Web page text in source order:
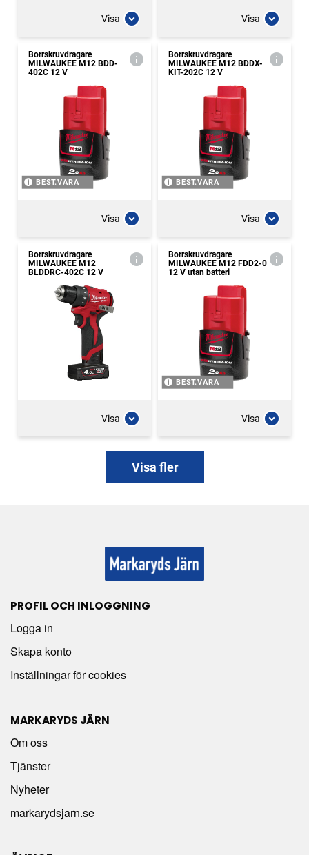
Visa Visa
Borrskruvdragare
MILWAUKEE M12 BDD-
402C 12 V
BEST.VARA
Visa
Borrskruvdragare
MILWAUKEE M12 BDDX-
KIT-202C 12 V
BEST.VARA
Visa
Borrskruvdragare
MILWAUKEE M12
BLDDRC-402C 12 V
Visa
Borrskruvdragare
MILWAUKEE M12 FDD2-0
12 V utan batteri
BEST.VARA
Visa
Visa fler
PROFIL OCH INLOGGNING
Logga in
Skapa konto
Inställningar för cookies
MARKARYDS JÄRN
Om oss
Tjänster
Nyheter
markarydsjarn.se